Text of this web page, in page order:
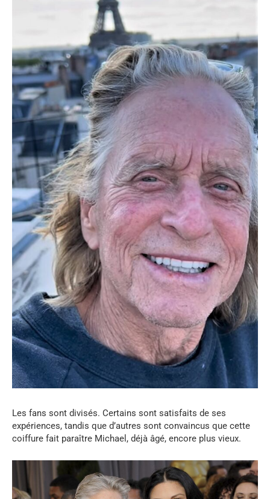
Les fans sont divisés. Certains sont satisfaits de ses
expériences, tandis que d’autres sont convaincus que cette
coiffure fait paraître Michael, déjà âgé, encore plus vieux.